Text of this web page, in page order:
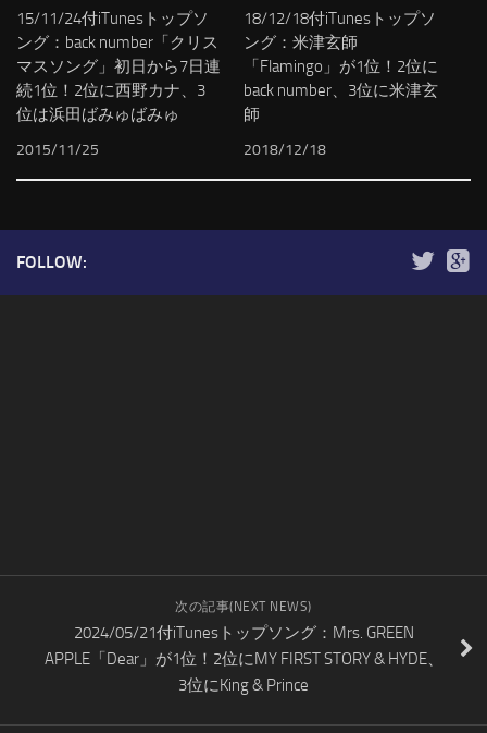
15/11/24付iTunesトップソ
ング：back number「クリス
マスソング」初日から7日連
続1位！2位に西野カナ、3
位は浜田ばみゅばみゅ
2015/11/25
18/12/18付iTunesトップソ
ング：米津玄師
「Flamingo」が1位！2位に
back number、3位に米津玄
師
2018/12/18
FOLLOW:
次の記事(NEXT NEWS)
2024/05/21付iTunesトップソング：Mrs. GREEN
APPLE「Dear」が1位！2位にMY FIRST STORY & HYDE、
3位にKing & Prince